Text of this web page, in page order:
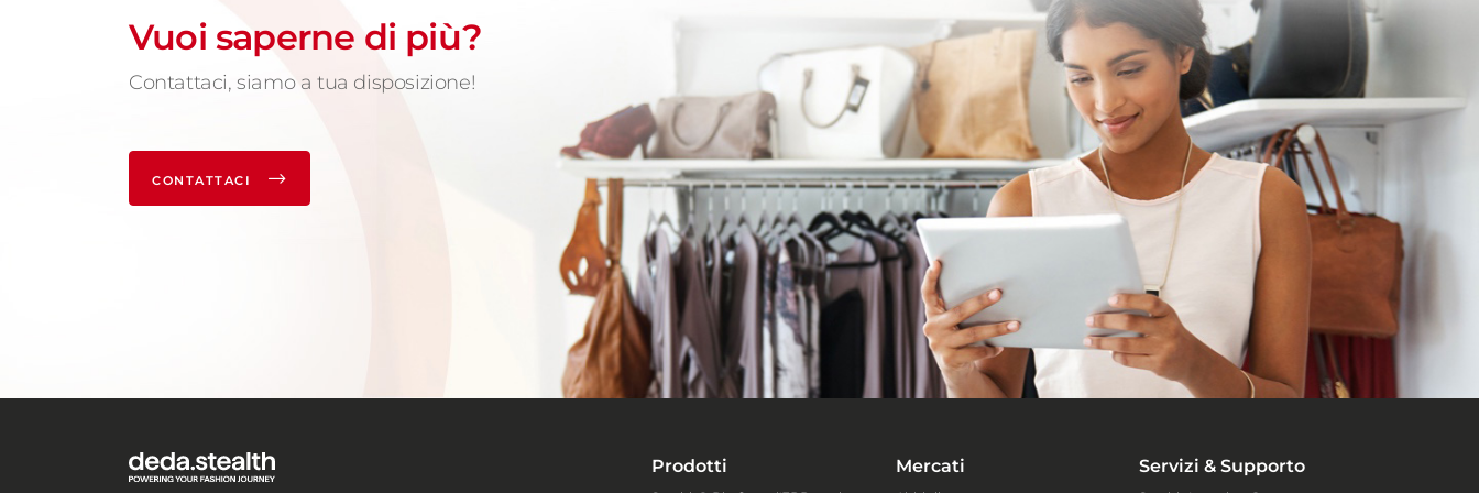
Vuoi saperne di più?
Contattaci, siamo a tua disposizione!
CONTATTACI
Prodotti Mercati Servizi & Supporto